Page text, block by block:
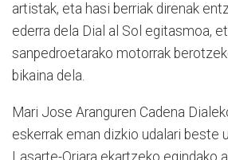
artistak, eta hasi berriak direnak
ederra dela Dial al Sol egitasmoa,
sanpedroetarako motorrak
bikaina dela.
Mari Jose Aranguren Cadena
eskerrak eman dizkio udalari beste
Lasarte-Oriara ekartzeko egindako